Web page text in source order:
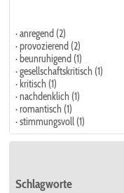
· anregend (2)
· provozierend (2)
· beunruhigend (1)
· gesellschaftskritisch (1)
· kritisch (1)
· nachdenklich (1)
· romantisch (1)
· stimmungsvoll (1)
Schlagworte